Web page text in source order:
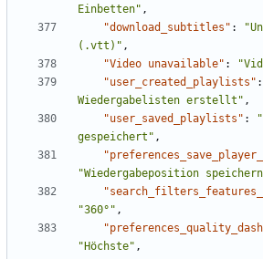
Einbetten" ,
"download_subtitles" :
(.vtt)" ,
"Video unavailable" :
"user_created_playlists" :
Wiedergabelisten erstellt" ,
"user_saved_playlists" :
gespeichert" ,
"Wiedergabeposition
"360°" ,
"Höchste" ,